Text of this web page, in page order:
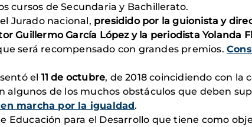
cursos de Secundaria y Bachillerato.
Jurado nacional, presidido por la guionista y
Guillermo García López y la periodista Yolanda
será recompensado con grandes premios.
el 11 de octubre, de 2018 coincidiendo con la
algunos de los muchos obstáculos que deben
marcha por la igualdad.
Educación para el Desarrollo que tiene como